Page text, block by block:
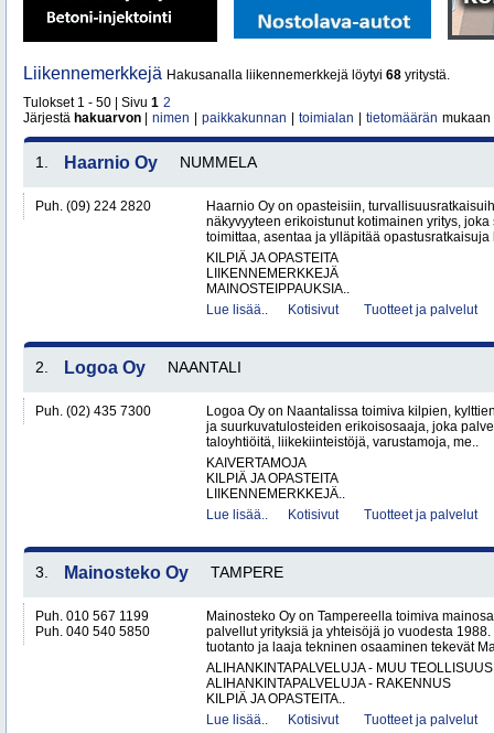
Liikennemerkkejä Hakusanalla liikennemerkkejä löytyi 68 yritystä.
Tulokset 1 - 50 | Sivu 1 2
Järjestä hakuarvon nimen paikkakunnan toimialan tietomäärän mukaan
1. Haarnio Oy NUMMELA
Puh. (09) 224 2820
Haarnio Oy on opasteisiin,
näkyvyyteen erikoistunut kotimainen yritys,
toimittaa, asentaa ja ylläpitää opastusratkaisuja
KILPIÄ JA OPASTEITA
LIIKENNEMERKKEJÄ
MAINOSTEIPPAUKSIA..
Lue lisää..
Kotisivut Tuotteet ja palvelut
2. Logoa Oy NAANTALI
Puh. (02) 435 7300
Logoa Oy on Naantalissa toimiva kilpien,
ja suurkuvatulosteiden erikoisosaaja, joka
taloyhtiöitä, liikekiinteistöjä, varustamoja, me..
KAIVERTAMOJA
KILPIÄ JA OPASTEITA
LIIKENNEMERKKEJÄ..
Lue lisää..
Kotisivut Tuotteet ja palvelut
3. Mainosteko Oy TAMPERE
Puh. 010 567 1199
Puh. 040 540 5850
Mainosteko Oy on Tampereella toimiva
palvellut yrityksiä ja yhteisöjä jo vuodesta
tuotanto ja laaja tekninen osaaminen tekevät
ALIHANKINTAPALVELUJA - MUU TEOLLISUUS
ALIHANKINTAPALVELUJA - RAKENNUS
KILPIÄ JA OPASTEITA..
Lue lisää..
Kotisivut Tuotteet ja palvelut